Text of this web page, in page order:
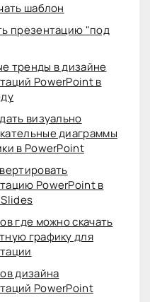
шаблон
презентацию "под
тренды в дизайне
PowerPoint в
визуально
диаграммы
в PowerPoint
PowerPoint в
где можно скачать
графику для
дизайна
PowerPoint